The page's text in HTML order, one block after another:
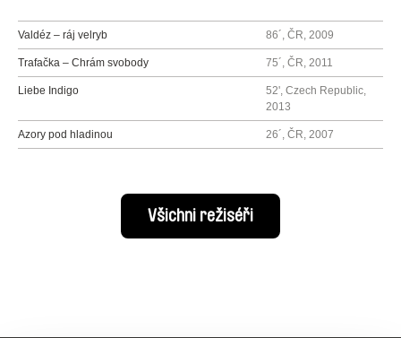
Valdéz – ráj velryb 86´, ČR, 2009
Trafačka – Chrám svobody 75´, ČR, 2011
Liebe Indigo
52', Czech Republic,
2013
Azory pod hladinou 26´, ČR, 2007
Všichni režiséři